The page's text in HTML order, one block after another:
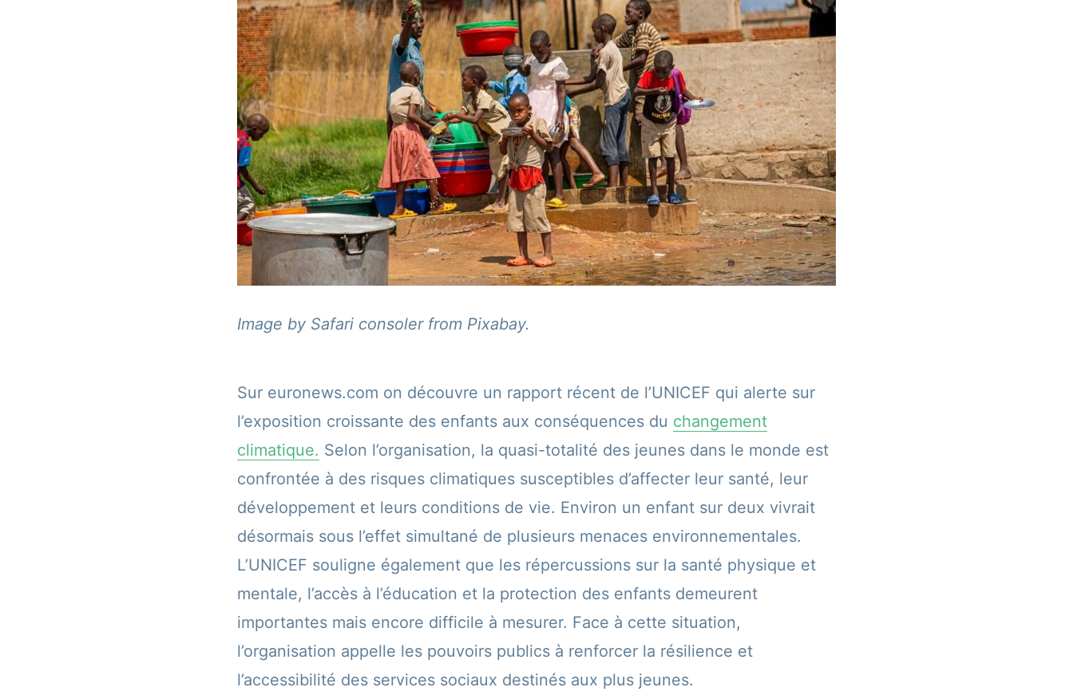
Image by Safari consoler from Pixabay.
Sur euronews.com on découvre un rapport récent de l’UNICEF qui alerte sur
l’exposition croissante des enfants aux conséquences du changement
climatique. Selon l’organisation, la quasi-totalité des jeunes dans le monde est
confrontée à des risques climatiques susceptibles d’affecter leur santé, leur
développement et leurs conditions de vie. Environ un enfant sur deux vivrait
désormais sous l’effet simultané de plusieurs menaces environnementales.
L’UNICEF souligne également que les répercussions sur la santé physique et
mentale, l’accès à l’éducation et la protection des enfants demeurent
importantes mais encore difficile à mesurer. Face à cette situation,
l’organisation appelle les pouvoirs publics à renforcer la résilience et
l’accessibilité des services sociaux destinés aux plus jeunes.